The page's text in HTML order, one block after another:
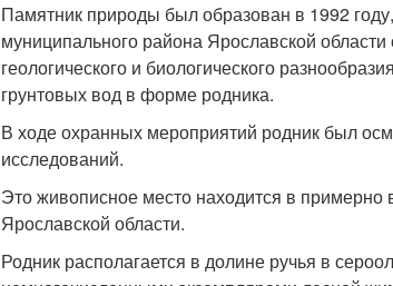
Памятник природы был образован в 1992
муниципального района Ярославской
геологического и биологического
грунтовых вод в форме родника.
В ходе охранных мероприятий родник был
исследований.
Это живописное место находится в
Ярославской области.
Родник располагается в долине ручья в